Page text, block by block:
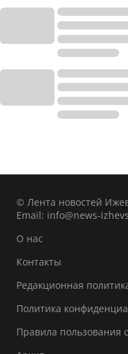
© Лента новостей
Email: info@news-
О нас
Контакты
Редакционная
Политика
Правила пользования